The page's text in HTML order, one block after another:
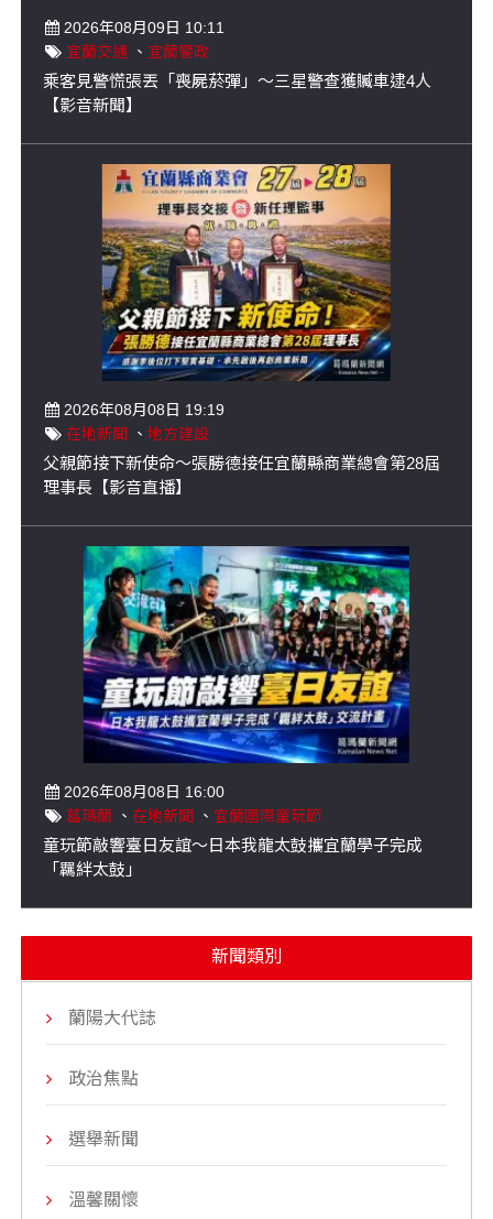
2026年08月09日 10:11
宜蘭交通 、 宜蘭警政
乘客見警慌張丟「喪屍菸彈」～三星警查獲贓車逮4人
【影音新聞】
2026年08月08日 19:19
在地新聞
、 地方建設
父親節接下新使命～張勝德接任宜蘭縣商業總會第28屆
理事長【影音直播】
2026年08月08日 16:00
葛瑪蘭 、 在地新聞 、 宜蘭國際童玩節
童玩節敲響臺日友誼～日本我龍太鼓攜宜蘭學子完成
「羈絆太鼓」
新聞類別
蘭陽大代誌
政治焦點
選舉新聞
溫馨關懷